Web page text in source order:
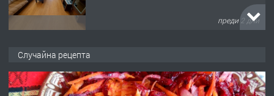
преди 2 дни
АПАРТАМЕНТ В ЦЕНТЪРА НА ГР.
ХАСКОВО
Случайна рецепта